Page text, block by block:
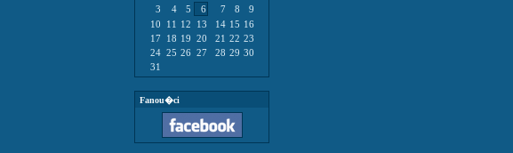
3
4 5 6 7 8
9
10
11 12 13 14 15 16
17
18 19 20 21 22 23
24 25 26 27 28 29 30
31
Fanou�ci